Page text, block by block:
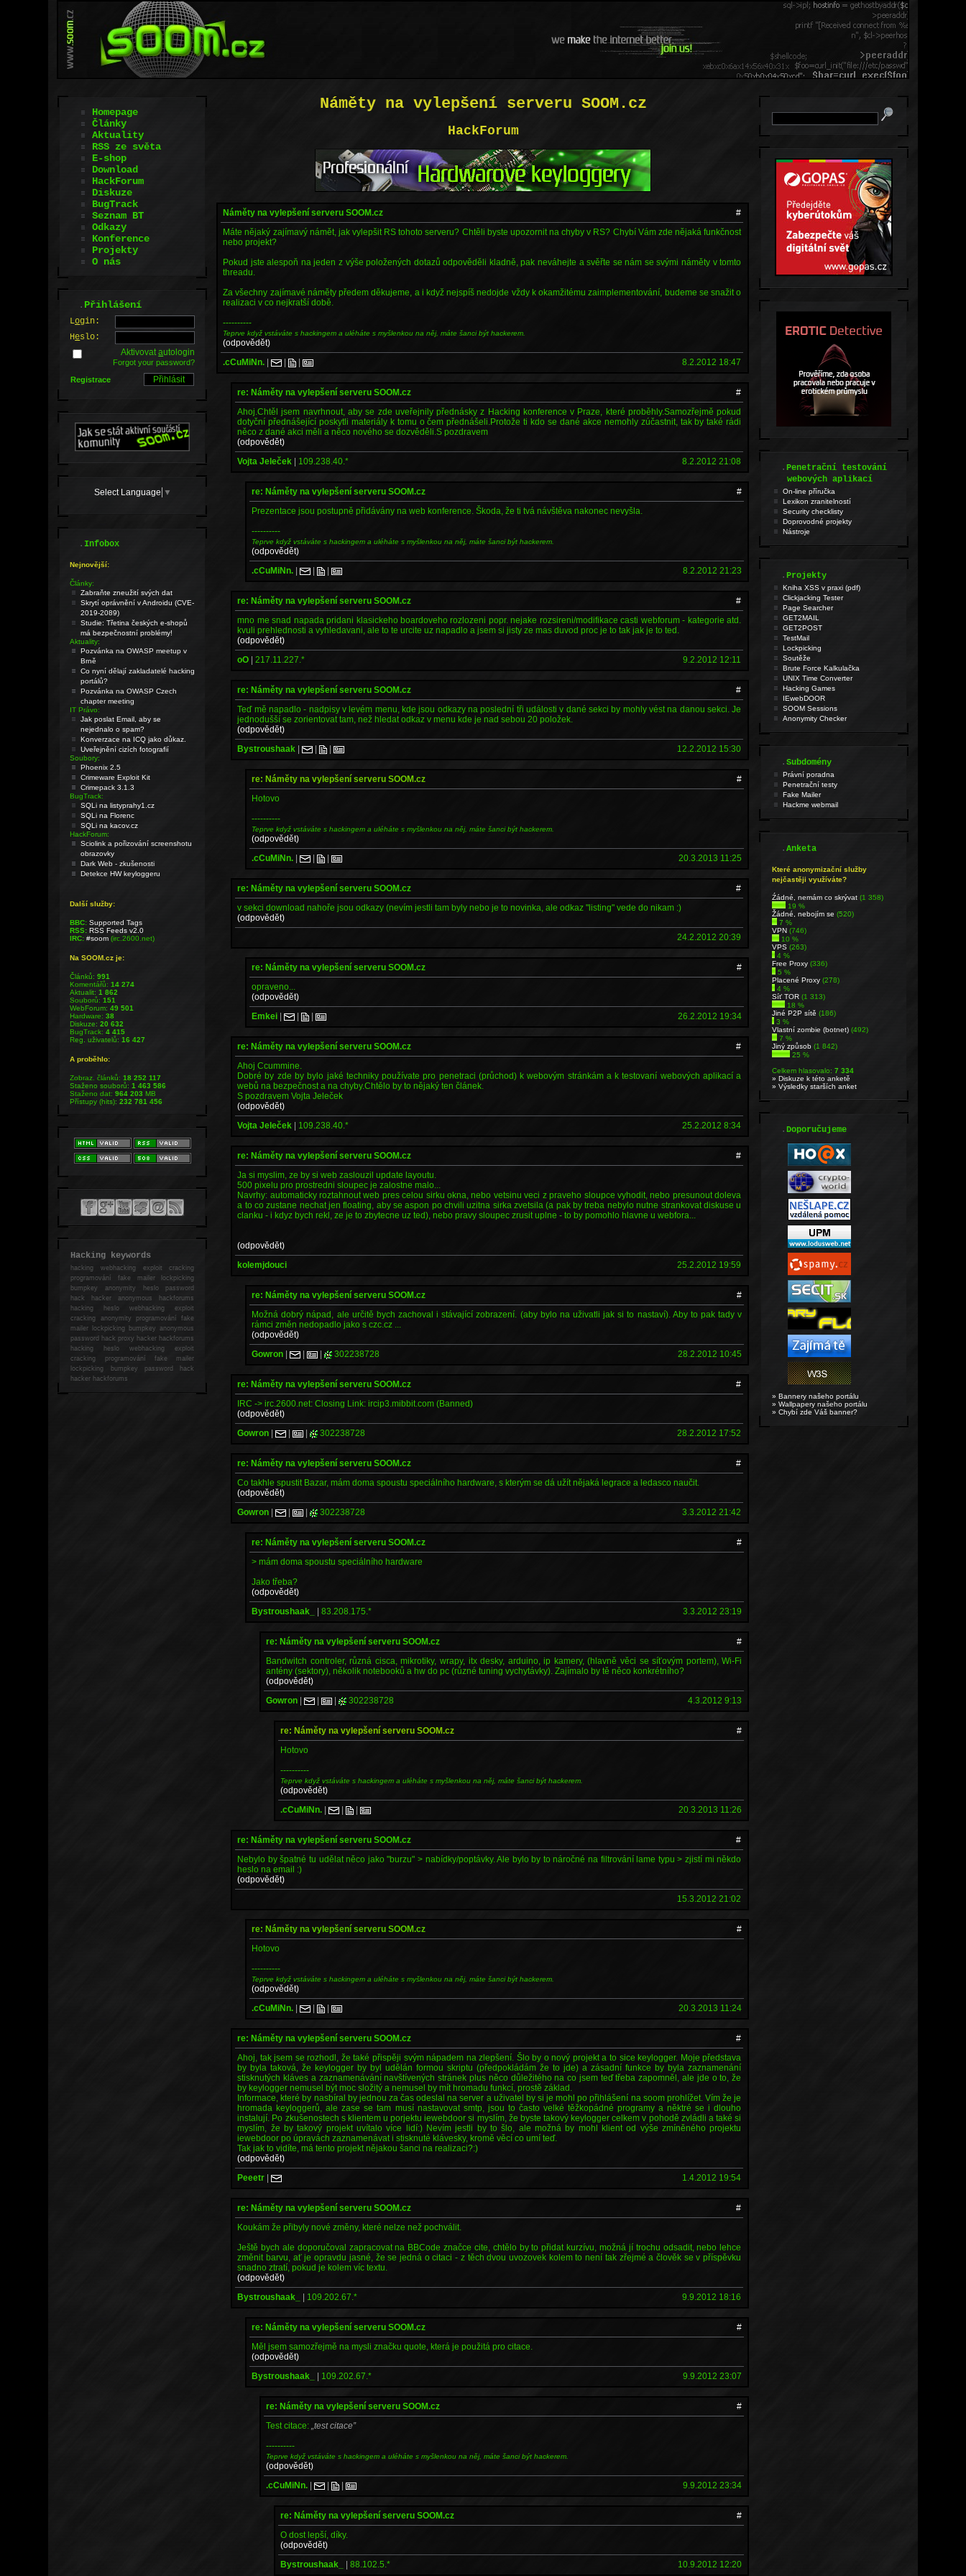
Náměty na vylepšení serveru SOOM.cz
HackForum
Náměty na vylepšení serveru SOOM.cz
#
Máte nějaký zajímavý námět, jak vylepšit RS tohoto serveru? Chtěli byste upozornit na chyby v RS? Chybí Vám zde nějaká funkčnost
nebo projekt?
Pokud jste alespoň na jeden z výše položených dotazů odpověděli kladně, pak neváhejte a svěřte se nám se svými náměty v tomto
threadu.
Za všechny zajímavé náměty předem děkujeme, a i když nejspíš nedojde vždy k okamžitému zaimplementování, budeme se snažit o
realizaci v co nejkratší době.
----------
Teprve když vstáváte s hackingem a uléháte s myšlenkou na něj, máte šanci být hackerem.
(odpovědět)
.cCuMiNn. | | | 8.2.2012 18:47
re: Náměty na vylepšení serveru SOOM.cz
#
Ahoj.Chtěl jsem navrhnout, aby se zde uveřejnily přednásky z Hacking konference v Praze, které proběhly.Samozřejmě pokud
dotyční přednášející poskytli materiály k tomu o čem přednášeli.Protože ti kdo se dané akce nemohly zúčastnit, tak by také rádi
něco z dané akci měli a něco nového se dozvěděli.S pozdravem
(odpovědět)
Vojta Jeleček | 109.238.40.* 8.2.2012 21:08
re: Náměty na vylepšení serveru SOOM.cz
#
Prezentace jsou postupně přidávány na web konference. Škoda, že ti tvá návštěva nakonec nevyšla.
----------
Teprve když vstáváte s hackingem a uléháte s myšlenkou na něj, máte šanci být hackerem.
(odpovědět)
.cCuMiNn. | | | 8.2.2012 21:23
re: Náměty na vylepšení serveru SOOM.cz
#
mno me snad napada pridani klasickeho boardoveho rozlozeni popr. nejake rozsireni/modifikace casti webforum - kategorie atd.
kvuli prehlednosti a vyhledavani, ale to te urcite uz napadlo a jsem si jisty ze mas duvod proc je to tak jak je to ted.
(odpovědět)
oO |217.11.227.* 9.2.2012 12:11
re: Náměty na vylepšení serveru SOOM.cz
#
Teď mě napadlo - nadpisy v levém menu, kde jsou odkazy na poslední tři události v dané sekci by mohly vést na danou sekci. Je
jednodušší se zorientovat tam, než hledat odkaz v menu kde je nad sebou 20 položek.
(odpovědět)
Bystroushaak | | | 12.2.2012 15:30
re: Náměty na vylepšení serveru SOOM.cz
#
Hotovo
----------
Teprve když vstáváte s hackingem a uléháte s myšlenkou na něj, máte šanci být hackerem.
(odpovědět)
.cCuMiNn. | | | 20.3.2013 11:25
re: Náměty na vylepšení serveru SOOM.cz
#
v sekci download nahoře jsou odkazy (nevím jestli tam byly nebo je to novinka, ale odkaz "listing" vede do nikam :)
(odpovědět)
24.2.2012 20:39
re: Náměty na vylepšení serveru SOOM.cz
#
opraveno...
(odpovědět)
Emkei | | | 26.2.2012 19:34
re: Náměty na vylepšení serveru SOOM.cz
#
Ahoj Ccummine.
Dobré by zde by bylo jaké techniky používate pro penetraci (průchod) k webovým stránkám a k testovaní webových aplikací a
webů na bezpečnost a na chyby.Chtělo by to nějaký ten článek.
S pozdravem Vojta Jeleček
(odpovědět)
Vojta Jeleček | 109.238.40.* 25.2.2012 8:34
re: Náměty na vylepšení serveru SOOM.cz
#
Ja si myslim, ze by si web zaslouzil update layoutu.
500 pixelu pro prostredni sloupec je zalostne malo...
Navrhy: automaticky roztahnout web pres celou sirku okna, nebo vetsinu veci z praveho sloupce vyhodit, nebo presunout doleva
a to co zustane nechat jen floating, aby se aspon po chvili uzitna sirka zvetsila (a pak by treba nebylo nutne strankovat diskuse u
clanku - i kdyz bych rekl, ze je to zbytecne uz ted), nebo pravy sloupec zrusit uplne - to by pomohlo hlavne u webfora...
(odpovědět)
kolemjdouci
25.2.2012 19:59
re: Náměty na vylepšení serveru SOOM.cz
#
Možná dobrý nápad, ale určitě bych zachoval i stávající zobrazení. (aby bylo na uživatli jak si to nastaví). Aby to pak tady v
rámci změn nedopadlo jako s czc.cz ...
(odpovědět)
Gowron | | | 302238728 28.2.2012 10:45
re: Náměty na vylepšení serveru SOOM.cz
#
IRC -> irc.2600.net: Closing Link: ircip3.mibbit.com (Banned)
(odpovědět)
Gowron | | | 302238728 28.2.2012 17:52
re: Náměty na vylepšení serveru SOOM.cz
#
Co takhle spustit Bazar, mám doma spoustu speciálního hardware, s kterým se dá užít nějaká legrace a ledasco naučit.
(odpovědět)
Gowron | | | 302238728 3.3.2012 21:42
re: Náměty na vylepšení serveru SOOM.cz
#
> mám doma spoustu speciálního hardware
Jako třeba?
(odpovědět)
Bystroushaak_
|83.208.175.* 3.3.2012 23:19
re: Náměty na vylepšení serveru SOOM.cz
#
Bandwitch controler, různá cisca, mikrotiky, wrapy, itx desky, arduino, ip kamery, (hlavně věci se síťovým portem), Wi-Fi
antény (sektory), několik notebooků a hw do pc (různé tuning vychytávky). Zajímalo by tě něco konkrétního?
(odpovědět)
Gowron | | | 302238728 4.3.2012 9:13
re: Náměty na vylepšení serveru SOOM.cz
#
Hotovo
----------
Teprve když vstáváte s hackingem a uléháte s myšlenkou na něj, máte šanci být hackerem.
(odpovědět)
.cCuMiNn. | | | 20.3.2013 11:26
re: Náměty na vylepšení serveru SOOM.cz
#
Nebylo by špatné tu udělat něco jako "burzu" > nabídky/poptávky. Ale bylo by to náročné na filtrování lame typu > zjistí mi někdo
heslo na email :)
(odpovědět)
15.3.2012 21:02
re: Náměty na vylepšení serveru SOOM.cz
#
Hotovo
----------
Teprve když vstáváte s hackingem a uléháte s myšlenkou na něj, máte šanci být hackerem.
(odpovědět)
.cCuMiNn. | | | 20.3.2013 11:24
re: Náměty na vylepšení serveru SOOM.cz
#
Ahoj, tak jsem se rozhodl, že také přispěji svým nápadem na zlepšení. Šlo by o nový projekt a to sice keylogger. Moje představa
by byla taková, že keylogger by byl udělán formou skriptu (předpokládám že to jde) a zásadní funkce by byla zaznamenání
stisknutých kláves a zaznamenávání navštívených stránek plus něco důležitého na co jsem teď třeba zapomněl, ale jde o to, že
by keylogger nemusel být moc složitý a nemusel by mít hromadu funkcí, prostě základ.
Informace, které by nasbíral by jednou za čas odeslal na server a uživatel by si je mohl po přihlášení na soom prohlížet. Vím že je
hromada keyloggerů, ale zase se tam musí nastavovat smtp, jsou to často velké těžkopádné programy a něktré se i dlouho
instalují. Po zkušenostech s klientem u porjektu iewebdoor si myslím, že byste takový keylogger celkem v pohodě zvládli a také si
myslím, že by takový projekt uvítalo více lidí:) Nevím jestli by to šlo, ale možná by mohl klient od výše zmíněného projektu
iewebdoor po úpravách zaznamenávat i stisknuté klávesky, kromě věcí co umí teď.
Tak jak to vidíte, má tento projekt nějakou šanci na realizaci?:)
(odpovědět)
Peeetr | 1.4.2012 19:54
re: Náměty na vylepšení serveru SOOM.cz
#
Koukám že přibyly nové změny, které nelze než pochválit.
Ještě bych ale doporučoval zapracovat na BBCode značce cite, chtělo by to přidat kurzívu, možná jí trochu odsadit, nebo lehce
změnit barvu, ať je opravdu jasné, že se jedná o citaci - z těch dvou uvozovek kolem to není tak zřejmé a člověk se v příspěvku
snadno ztratí, pokud je kolem víc textu.
(odpovědět)
Bystroushaak_
| 109.202.67.* 9.9.2012 18:16
re: Náměty na vylepšení serveru SOOM.cz
#
Měl jsem samozřejmě na mysli značku quote, která je použitá pro citace.
(odpovědět)
Bystroushaak_
| 109.202.67.* 9.9.2012 23:07
re: Náměty na vylepšení serveru SOOM.cz
#
Test citace: test citace
----------
Teprve když vstáváte s hackingem a uléháte s myšlenkou na něj, máte šanci být hackerem.
(odpovědět)
.cCuMiNn. | | | 9.9.2012 23:34
re: Náměty na vylepšení serveru SOOM.cz
#
O dost lepší, díky.
(odpovědět)
Bystroushaak_
|88.102.5.* 10.9.2012 12:20
Homepage
Články
Aktuality
RSS ze světa
E-shop
Download
HackForum
Diskuze
BugTrack
Seznam BT
Odkazy
Konference
Projekty
O nás
.Přihlášení
Login:
Heslo:
Aktivovatautologin
Forgot your password?
Registrace
Select Language ▼
.Infobox
Nejnovější:
Články:
Zabraňte zneužití svých dat
Skrytí oprávnění v Androidu (CVE-
2019-2089)
Studie: Třetina českých e-shopů
má bezpečnostní problémy!
Aktuality:
Pozvánka na OWASP meetup v
Brně
Co nyní dělají zakladatelé hacking
portálů?
Pozvánka na OWASP Czech
chapter meeting
IT Právo:
Jak poslat Email, aby se
nejednalo o spam?
Konverzace na ICQ jako důkaz.
Uveřejnění cizích fotografií
Soubory:
Phoenix 2.5
Crimeware Exploit Kit
Crimepack 3.1.3
BugTrack:
SQLi na listyprahy1.cz
SQLi na Florenc
SQLi na kacov.cz
HackForum:
Sciolink a pořizování screenshotu
obrazovky
Dark Web - zkušenosti
Detekce HW keyloggeru
Další služby:
BBC: Supported Tags
RSS: RSS Feeds v2.0
IRC: #soom(irc.2600.net)
Na SOOM.cz je:
Článků:991
Komentářů:14 274
Aktualit:1 862
Souborů:151
WebForum:49 501
Hardware:38
Diskuze:20 632
BugTrack:4 415
Reg. uživatelů:16 427
A proběhlo:
Zobraz. článků:18 252 117
Staženo souborů:1 463 586
Staženo dat:964 203MB
Přístupy (hits):232 781 456
Hacking keywords
hackingwebhacking exploit cracking
programování fake mailer lockpicking
bumpkey anonymity heslo password
hackhacker anonymous hackforums
hackingheslo webhacking exploit
cracking anonymity programování fake
mailer lockpicking bumpkey anonymous
password hack proxy hacker hackforums
hacking heslo webhacking exploit
cracking programování fake mailer
lockpicking bumpkey password hack
hackerhackforums
.Penetrační testování
webových aplikací
On-line příručka
Lexikon zranitelností
Security checklisty
Doprovodné projekty
Nástroje
.Projekty
Kniha XSS v praxi (pdf)
Clickjacking Tester
Page Searcher
GET2MAIL
GET2POST
TestMail
Lockpicking
Soutěže
Brute Force Kalkulačka
UNIX Time Converter
Hacking Games
IEwebDOOR
SOOM Sessions
Anonymity Checker
.Subdomény
Právní poradna
Penetrační testy
Fake Mailer
Hackme webmail
.Anketa
Které anonymizační služby
nejčastěji využíváte?
Źádné, nemám co skrývat(1 358)
19 %
Žádné, nebojím se(520)
7 %
VPN(746)
10 %
VPS(263)
4 %
Free Proxy(336)
5 %
Placené Proxy(278)
4 %
Síť TOR(1 313)
18 %
Jiné P2P sítě(186)
3 %
Vlastní zombie (botnet)(492)
7 %
Jiný způsob(1 842)
25 %
Celkem hlasovalo:7 334
» Diskuze k této anketě
» Výsledky starších anket
.Doporučujeme
» Bannery našeho portálu
» Wallpapery našeho portálu
» Chybí zde Váš banner?